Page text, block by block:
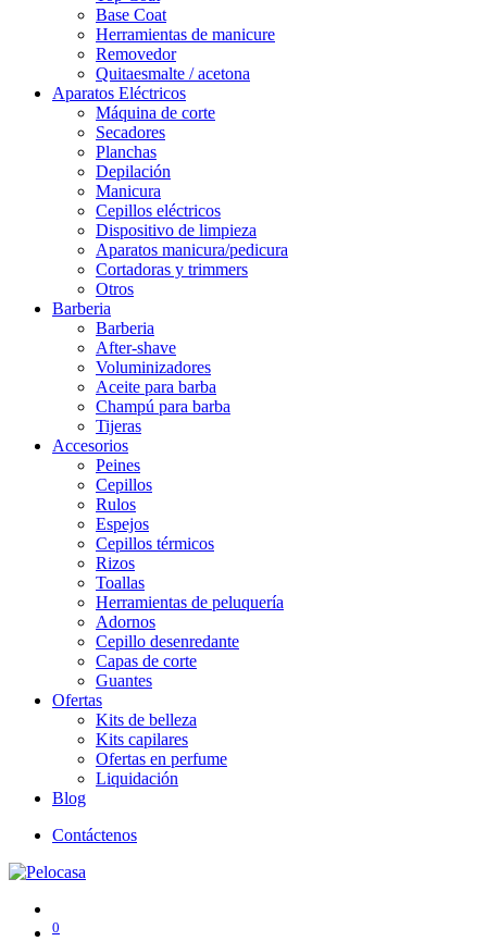
Base Coat
Herramientas de manicure
Removedor
Quitaesmalte / acetona
Aparatos Eléctricos
Máquina de corte
Secadores
Planchas
Depilación
Manicura
Cepillos eléctricos
Dispositivo de limpieza
Aparatos manicura/pedicura
Cortadoras y trimmers
Otros
Barberia
Barberia
After-shave
Voluminizadores
Aceite para barba
Champú para barba
Tijeras
Accesorios
Peines
Cepillos
Rulos
Espejos
Cepillos térmicos
Rizos
Toallas
Herramientas de peluquería
Adornos
Cepillo desenredante
Capas de corte
Guantes
Ofertas
Kits de belleza
Kits capilares
Ofertas en perfume
Liquidación
Blog
Contáctenos
0